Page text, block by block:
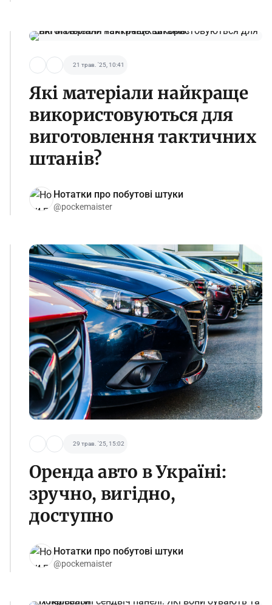
21 трав. '25, 10:41
Які матеріали найкраще
використовуються для
виготовлення тактичних
штанів?
Нотатки про побутові штуки
@pockemaister
29 трав. '25, 15:02
Оренда авто в Україні:
зручно, вигідно,
доступно
Нотатки про побутові штуки
@pockemaister